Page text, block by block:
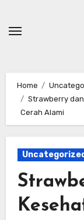
Home
Strawberry
Cerah Alami